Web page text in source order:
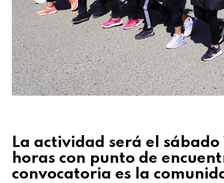
La actividad será el sábado
horas con punto de
convocatoria es la